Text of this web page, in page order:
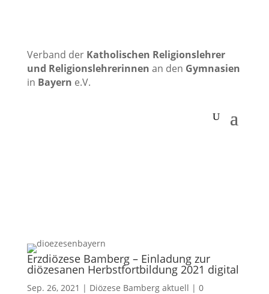
Verband der Katholischen Religionslehrer
und Religionslehrerinnen an den Gymnasien
in Bayern e.V.
Erzdiözese Bamberg – Einladung zur
diözesanen Herbstfortbildung 2021 digital
Sep. 26, 2021 | Diözese Bamberg aktuell | 0